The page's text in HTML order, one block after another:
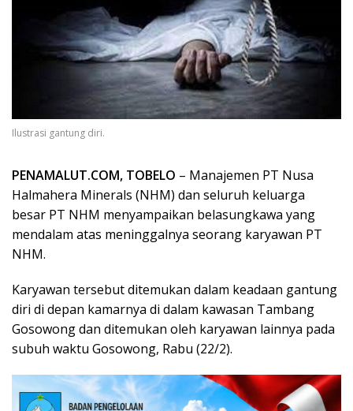
Ilustrasi gantung diri.
PENAMALUT.COM, TOBELO – Manajemen PT Nusa
Halmahera Minerals (NHM) dan seluruh keluarga
besar PT NHM menyampaikan belasungkawa yang
mendalam atas meninggalnya seorang karyawan PT
NHM.
Karyawan tersebut ditemukan dalam keadaan gantung
diri di depan kamarnya di dalam kawasan Tambang
Gosowong dan ditemukan oleh karyawan lainnya pada
subuh waktu Gosowong, Rabu (22/2).